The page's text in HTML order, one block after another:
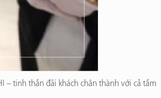
– tinh thần đãi khách chân thành với cả tấm